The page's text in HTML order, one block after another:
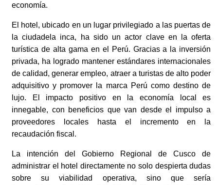
economía.
El hotel, ubicado en un lugar privilegiado a las puertas de
la ciudadela inca, ha sido un actor clave en la oferta
turística de alta gama en el Perú. Gracias a la inversión
privada, ha logrado mantener estándares internacionales
de calidad, generar empleo, atraer a turistas de alto poder
adquisitivo y promover la marca Perú como destino de
lujo. El impacto positivo en la economía local es
innegable, con beneficios que van desde el impulso a
proveedores locales hasta el incremento en la
recaudación fiscal.
La intención del Gobierno Regional de Cusco de
administrar el hotel directamente no solo despierta dudas
sobre su viabilidad operativa, sino que sería